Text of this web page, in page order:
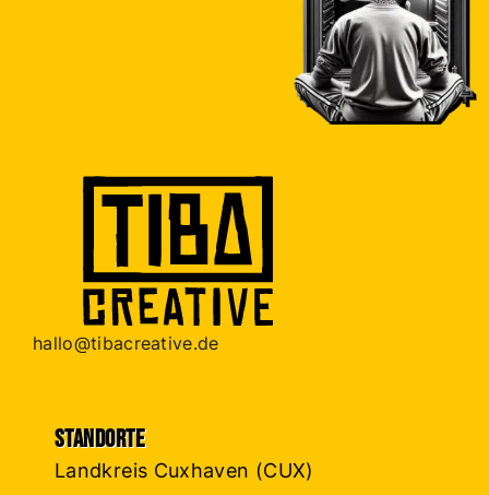
hallo@tibacreative.de
Standorte
Landkreis Cuxhaven (CUX)